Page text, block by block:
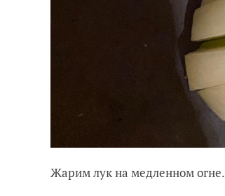
Жарим лук на медленном огне.